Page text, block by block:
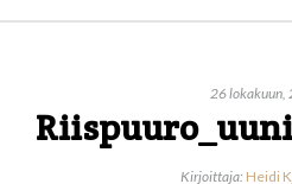
26 lokakuun,
Kirjoittaja: Heidi